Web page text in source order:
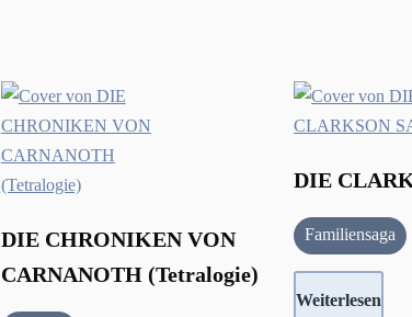
DIE CHRONIKEN VON
CARNANOTH (Tetralogie)
DIE
Familiensaga
Weiterlesen